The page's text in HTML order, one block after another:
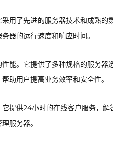
用了先进的服务器技术和成熟
器的运行速度和响应时间。
能。它提供了多种规格的服务
助用户提高业务效率和安全性。
提供24小时的在线客户服务，
服务器。